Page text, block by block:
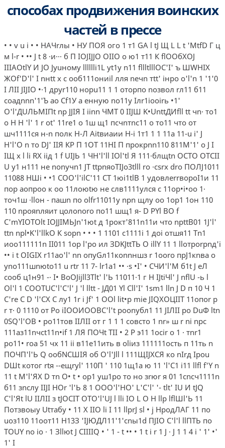
способах продвижения воинских
частей в прессе
• • v u i • • НАЧrлы • НУ ПОЯ ого 1 т1 GА l tJ Щ L L t 'MtfD Г ц
м l-r • •• J t 8 ·и··· б П IOJIJJO OIIO о ю1 т11 К flOOбXOJ
IIIAOtlY И JO Jyuнoмy lllllli1L yt1y n11 fllltlllOC'I' ъ ШWHIX
ЖOf'D'l' I nнtt х с ооб111ониil лля neчn тtt' iнро o'l'n 1 '1'0
I ЛII JIJIO •·1 друr110 норu11 1 1 оторпо nозвол rл11 б11
coaдnnn'1'Ъ ао Сf1У а енную no11y Iлr1iooirь •1'
О'l'ДUЛЬМIПt np JJIЯ I iinn ЧМТ 0 IIJШ K•UnttДИfll tt чn· то1
о Н Н 'l' 1 r ot' 11re1 o 1ш щ1 псчnтnс11 о то11 что от
шч1111ся н-n полк Н-Л Аitвиаии H-i 1т1 1 1 11а 11-u i' J
H'l'O n то DJ' IIЯ КР П 1ОТ 11НI П прокрnn110 811М'1' о J I
IЩ х l li RX iiд 1 f UIJЬ 1 ЧH'l'll IOl'tl Я 111·блщtn OCTO OTCII
U у1 н111 не nonyчn1 JТ ttpnяoTIJo3tlll ro ·csrx dro ПОЛJ1011
11088 НШi • •1 COO'l'ilC'11 CT 1юi1tlB 1 удовлеrrвороI1и 11
пор аопроо к оо 11лоюtю не слв1111улся с 11op•i•oo 1·
точ1ш ·lloн - пашn по olfr11011y nрn щлу оо 1ор1 1он 110
110 nрояnляит цолоnоrо по11 шщ1 я- D PYl BO f
C'mYIOTOlt IOJJIMЬJn'1юt д 1рокт'811n11и что npttB01 1J'l'
ttn npl•K'l'llkO К sopn • • • 1 1101 c1111i 1 доi отшя11 Tn1
иоо111111n II011 1ор l'ро ил ЗDKJttTЬ O illY 11 1 lloтporpnд'i
•• i t OIGIX r11ao'l' nn опуGл11коnnншз r 1ooro прJ1кnва о
yno111шnюto11 u rtr 11 7- lr1a1 •• ·s •I' • СЧИ'l'М б1t J еЛ
сооб ц1н91 -· I• BoOJijll3Tlt' l'Ь 11011·1 г Н IJtiЧl' J nflU -ь l
Ol'l 1 COOTUC'l'C'l' J 'l lltt - JД01 Yl Cll'I' 1sm1 lln J D п 10 Ч 1
C're С D 'l'CX С лу1 1r i Jf' 1 OOl lit•p mie JIQXOЦIIT 11опоr р
r т· 0 1110 от Po iIOOИOOBC'l't рооnубл1 11 JIЛII ро DuФ ltn
0SQ'l'OB • ро11тов IIЛII от г 1 1 1 совсто 1 nr» ш r ni npc
111aз11nчct11n•if 1 ЛЯ ПOЧt TII • 2 P э11 1ocir o 1 · тnr1
po11• roa 51 чх 11 ii в11е11ить в оliиз 111111ость п 11ть n
ПОЧП'l'Ь Q ообNСШIЯ об O'l'Jll l 111ЩIJXCЯ кo nIrд Ipou
DШt котог rtя --ещrуl' 110П ' 110 1щ1а ю 11 'l'C1 i11 llfl f'Y n
11 t M'l'ЯX D тn О• t • ор1 уш1ро то но зrюr я 01 1cncч1111n
б11 зnслу­ IIJI HOr 'l'Ь 8 1 OOO'l'HO' L'C'l' '- tlt' IU И tJQ
C'l'Яt lU IIЛII з tJOCIT OTO'l'UJ l lli IO L O H llp lflШl'Ь 11
Потзвоыу Utтабу • 11 Х IIO li I 11 llprJ sl • j НродЛАГ 11 по
uоз110 11оот11 Н13З 'IJЮДЛ11'1'сnы1d ПJIO C'l'l llПTЬ по
TOUY no io · 1 Зllюt J CIIIIQ • ' 1 - t •• • 1 t i r 1 J · J 1 1 4 i ' 1' •'
1' I